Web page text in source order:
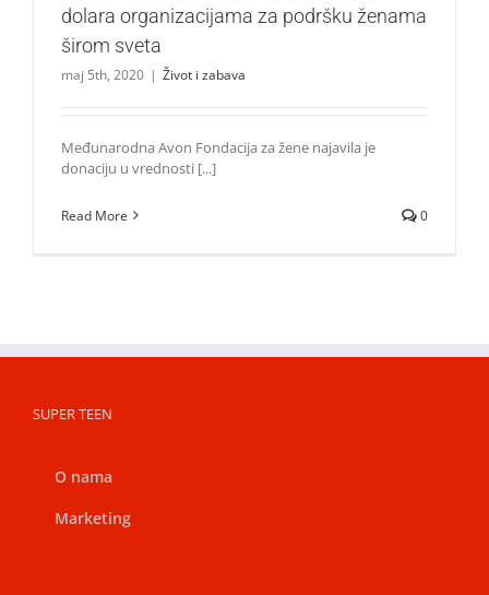
dolara organizacijama za podršku ženama
širom sveta
maj 5th, 2020 | Život i zabava
Međunarodna Avon Fondacija za žene najavila je
donaciju u vrednosti [...]
Read More 0
SUPER TEEN
O nama
Marketing